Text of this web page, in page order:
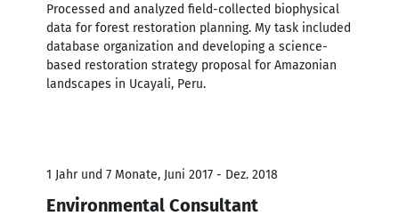
Processed and analyzed field-collected biophysical
data for forest restoration planning. My task included
database organization and developing a science-
based restoration strategy proposal for Amazonian
landscapes in Ucayali, Peru.
1 Jahr und 7 Monate, Juni 2017 - Dez. 2018
Environmental Consultant